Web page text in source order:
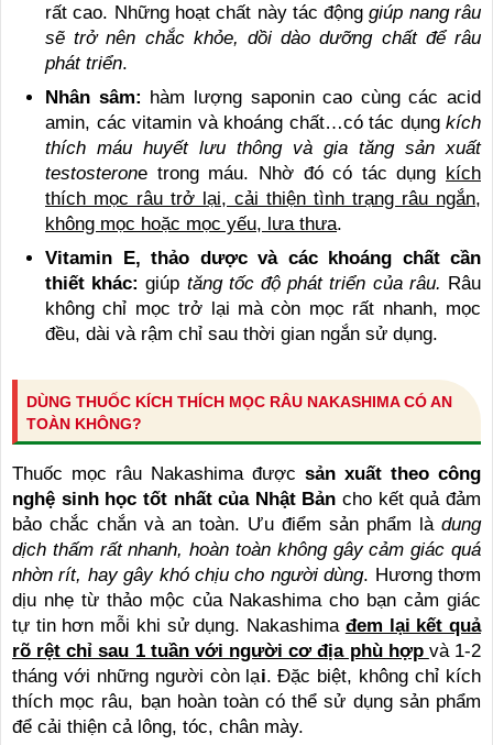
rất cao. Những hoạt chất này tác độnggiúp nang râu
sẽ trở nên chắc khỏe, dồi dào dưỡng chất để râu
phát triển.
Nhân sâm: hàm lượng saponin cao cùng các acid
amin, các vitamin và khoáng chất…có tác dụng kích
thích máu huyết lưu thông và gia tăng sản xuất
testosterone trong máu. Nhờ đó có tác dụng kích
thích mọc râu trở lại, cải thiện tình trạng râu ngắn,
không mọc hoặc mọc yếu, lưa thưa.
Vitamin E, thảo dược và các khoáng chất cần
thiết khác: giúp tăng tốc độ phát triển của râu. Râu
không chỉ mọc trở lại mà còn mọc rất nhanh, mọc
đều, dài và rậm chỉ sau thời gian ngắn sử dụng.
DÙNG THUỐC KÍCH THÍCH MỌC RÂU NAKASHIMA CÓ AN
TOÀN KHÔNG?
Thuốc mọc râu Nakashima được sản xuất theo công
nghệ sinh học tốt nhất của Nhật Bản cho kết quả đảm
bảo chắc chắn và an toàn. Ưu điểm sản phẩm là dung
dịch thấm rất nhanh, hoàn toàn không gây cảm giác quá
nhờn rít, hay gây khó chịu cho người dùng. Hương thơm
dịu nhẹ từ thảo mộc của Nakashima cho bạn cảm giác
tự tin hơn mỗi khi sử dụng. Nakashima đem lại kết quả
rõ rệt chỉ sau 1 tuần với người cơ địa phù hợp và 1-2
tháng với những người còn lại. Đặc biệt, không chỉ kích
thích mọc râu, bạn hoàn toàn có thể sử dụng sản phẩm
để cải thiện cả lông, tóc, chân mày.